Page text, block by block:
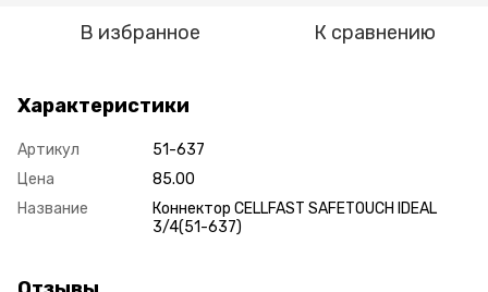
В избранное К сравнению
Характеристики
Артикул
51-637
Цена
85.00
Название
Коннектор CELLFAST SAFETOUCH IDEAL
3/4(51-637)